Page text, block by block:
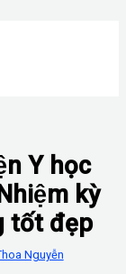
Y học
kỳ
tốt đẹp
Nguyễn